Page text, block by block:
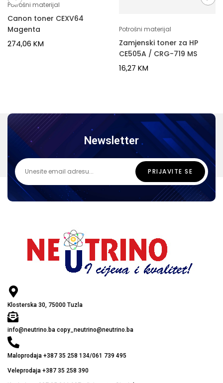
Potrošni materijal
Canon toner CEXV64
Magenta
274,06 KM
Potrošni materijal
Zamjenski toner za HP
CE505A / CRG-719 MS
16,27 KM
Newsletter
Klosterska 30, 75000 Tuzla
info@neutrino.ba copy_neutrino@neutrino.ba
Maloprodaja +387 35 258 134/061 739 495
Veleprodaja +387 35 258 390